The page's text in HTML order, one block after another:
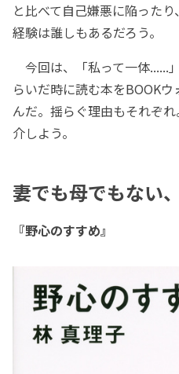
と比べて自己嫌悪に陥った
経験は誰しもあるだろう。
今回は、「私って一体......
らいだ時に読む本をBOOK
んだ。揺らぐ理由もそれぞ
介しよう。
妻でも母でもない
『野心のすすめ』